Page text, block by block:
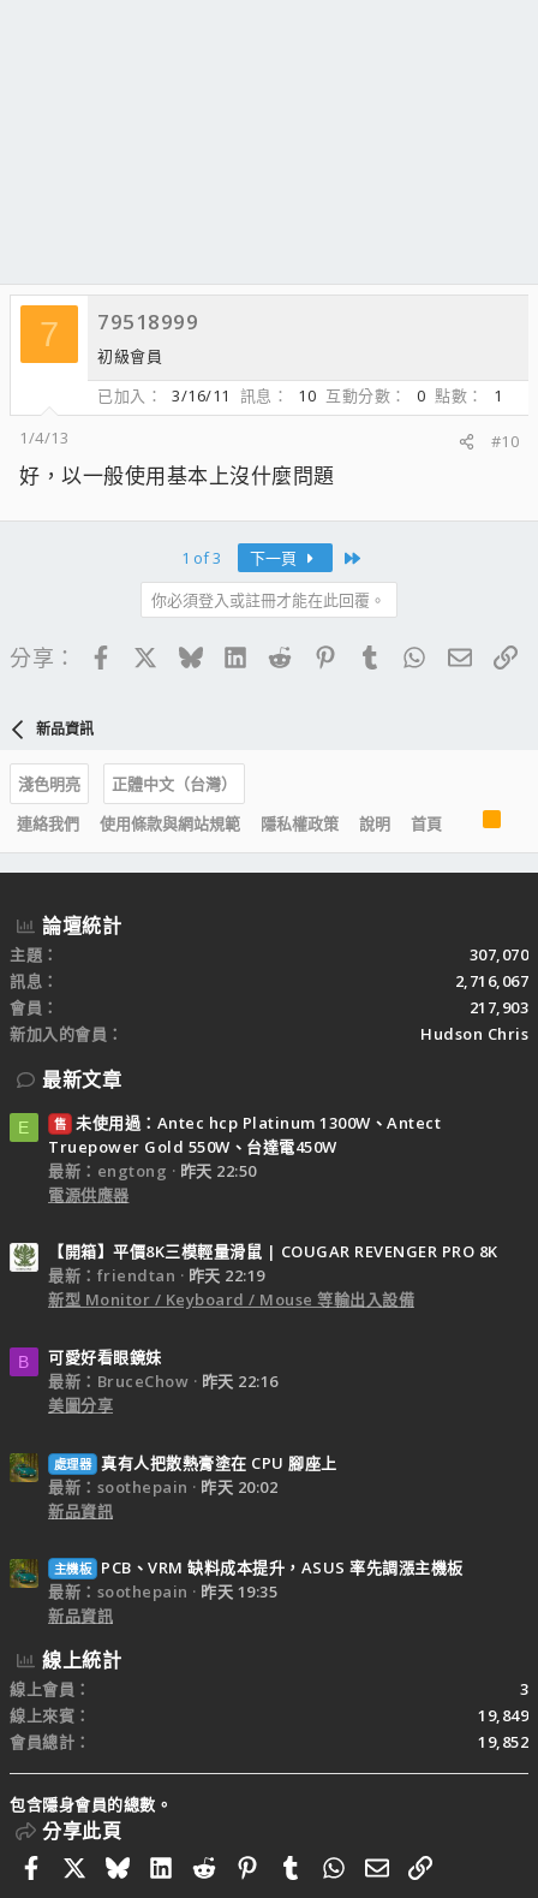
7 79518999
初級會員
已加入
3/16/11 訊息 10 互動分數 0 點數
1
1/4/13
#10
好，以一般使用基本上沒什麼問題
1 of 3 下一頁
你必須登入或註冊才能在此回覆。
分享： FacebookBlueskyLinkedIn
Reddit PinterestTumblrWhatsApp
電子
新品資訊
淺色明亮
正體中文（台灣）
連絡我們
使用條款與網站規範 隱私權政策 說明 首頁
S
論壇統計
主題
307,070
訊息
2,716,067
會員
217,903
新加入的會員
Hudson Chris
最新文章
E 售 未使用過：Antec hcp Platinum 1300W、Antect
Truepower Gold 550W、台達電450W
最新：engtong
昨天 22:50
電源供應器
【開箱】平價8K三模輕量滑鼠 | COUGAR REVENGER PRO 8K
最新：friendtan
昨天 22:19
新型 Monitor / Keyboard / Mouse 等輸出入設備
B
可愛好看眼鏡妹
最新：BruceChow
昨天 22:16
美圖分享
處理器 真有人把散熱膏塗在 CPU 腳座上
最新：soothepain
昨天 20:02
新品資訊
主機板
PCB、VRM 缺料成本提升，ASUS 率先調漲主機板
最新：soothepain
昨天 19:35
新品資訊
線上統計
線上會員
3
線上來賓
19,849
會員總計
19,852
包含隱身會員的總數。
分享此頁
FacebookBlueskyLinkedIn
RedditPinterestTumblrWhatsApp
電子郵件
連結